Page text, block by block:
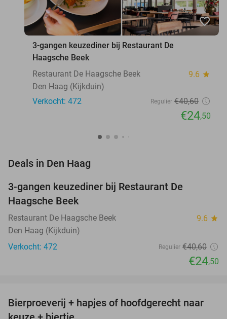
favorite_border
3-gangen keuzediner bij Restaurant De
Haagsche Beek
Restaurant De Haagsche Beek
9.6 star
Den Haag (Kijkduin)
Verkocht: 472
Regulier €40,60
€24,50
Deals in Den Haag
3-gangen keuzediner bij Restaurant De
Haagsche Beek
Restaurant De Haagsche Beek 9.6 star
Den Haag (Kijkduin)
Verkocht: 472
Regulier €40,60
€24,50
40%
NEW
Bierproeverij + hapjes of hoofdgerecht naar